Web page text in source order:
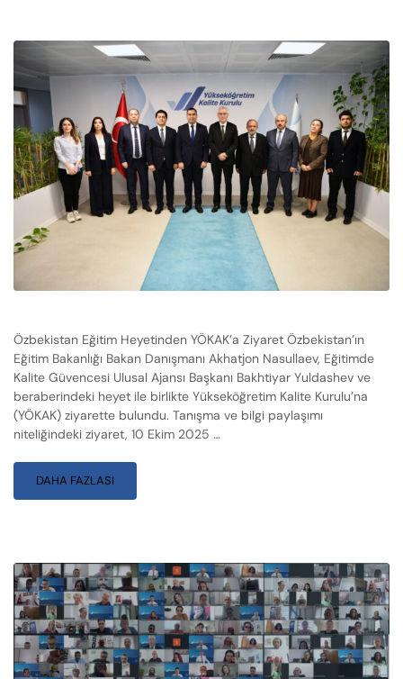
Özbekistan Eğitim Heyetinden YÖKAK’a Ziyaret Özbekistan’ın
Eğitim Bakanlığı Bakan Danışmanı Akhatjon Nasullaev, Eğitimde
Kalite Güvencesi Ulusal Ajansı Başkanı Bakhtiyar Yuldashev ve
beraberindeki heyet ile birlikte Yükseköğretim Kalite Kurulu’na
(YÖKAK) ziyarette bulundu. Tanışma ve bilgi paylaşımı
niteliğindeki ziyaret, 10 Ekim 2025 …
DAHA FAZLASI